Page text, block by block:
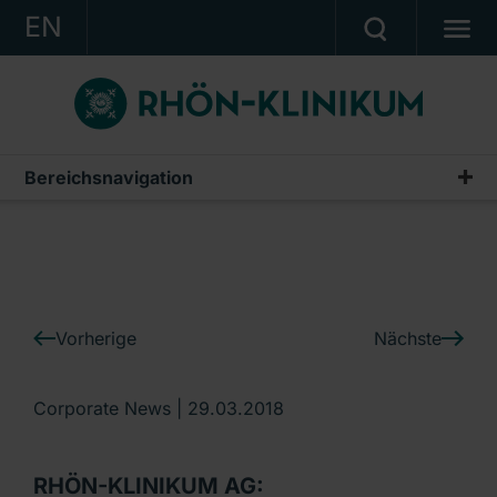
EN
KONZERN
KLINIKEN
KARRIERE
Ein Unternehmen der RHÖN-KLINIKUM AG
Bereichsnavigation
IR-News
Vorherige Nächste
Corporate News | 29.03.2018
RHÖN-KLINIKUM AG: